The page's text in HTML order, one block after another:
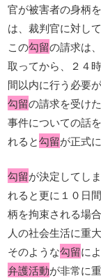
官が被害者の身柄
は、裁判官に対し
この勾留の請求は
取ってから、２４
間以内に行う必要が
勾留の請求を受け
事件についての話
れると勾留が正式
勾留が決定してし
れると更に１０日
柄を拘束される場
人の社会生活に重
そのような勾留に
弁護活動が非常に